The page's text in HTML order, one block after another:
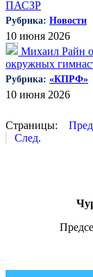
ПАСЗР
Рубрика: Новости
10 июня 2026
Михаил Райн
окружных
Рубрика: «КПРФ»
10 июня 2026
Страницы:
След.